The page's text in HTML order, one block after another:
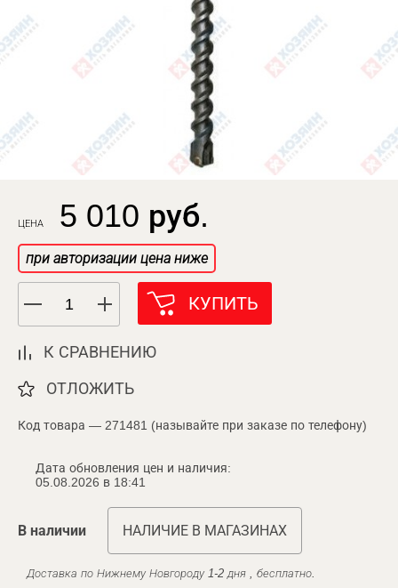
ЦЕНА 5 010 руб.
при авторизации цена ниже
КУПИТЬ
К СРАВНЕНИЮ
ОТЛОЖИТЬ
Код товара — 271481 (называйте при заказе по телефону)
Дата обновления цен и наличия:
05.08.2026 в 18:41
В наличии НАЛИЧИЕ В МАГАЗИНАХ
Доставка по Нижнему Новгороду 1-2 дня , бесплатно.